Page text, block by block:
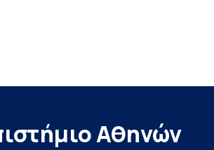
Αθηνών